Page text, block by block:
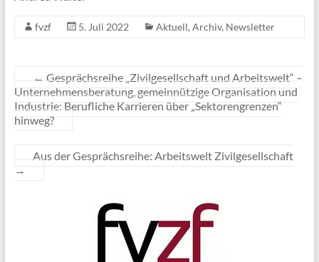
fvzf 5. Juli 2022 Aktuell, Archiv, Newsletter
← Gesprächsreihe „Zivilgesellschaft und Arbeitswelt“ –
Unternehmensberatung, gemeinnützige Organisation und
Industrie: Berufliche Karrieren über „Sektorengrenzen“
hinweg?
Aus der Gesprächsreihe: Arbeitswelt Zivilgesellschaft
→